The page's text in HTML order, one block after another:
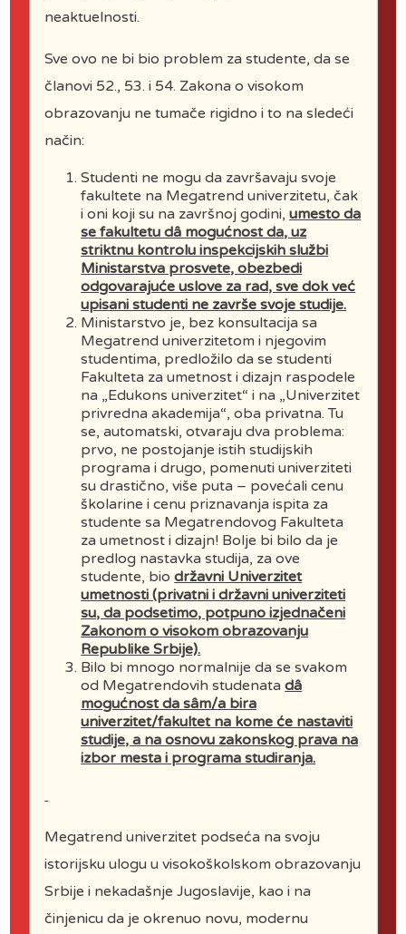
Jovanović
Rektor Megatrend
univerziteta
Božin
Jovanović
Otac rektora
Univerziteta
prof. dr Miće
Jovanovića
Emeritus Prof.
Miloš Šobajić
Christophe De
neaktuelnosti.
Sve ovo ne bi bio problem za studente, da se
članovi 52., 53. i 54. Zakona o visokom
obrazovanju ne tumače rigidno i to na sledeći
način:
Studenti ne mogu da završavaju svoje
fakultete na Megatrend univerzitetu, čak
i oni koji su na završnoj godini,umesto da
se fakultetu dâ mogućnost da, uz
striktnu kontrolu inspekcijskih službi
Ministarstva prosvete, obezbedi
odgovarajuće uslove za rad, sve dok već
upisani studenti ne završe svoje studije.
Ministarstvo je, bez konsultacija sa
Megatrend univerzitetom i njegovim
studentima, predložilo da se studenti
Fakulteta za umetnost i dizajn raspodele
na „Edukons univerzitet“ i na „Univerzitet
privredna akademija“, oba privatna. Tu
se, automatski, otvaraju dva problema:
prvo, ne postojanje istih studijskih
programa i drugo, pomenuti univerziteti
su drastično, više puta – povećali cenu
školarine i cenu priznavanja ispita za
studente sa Megatrendovog Fakulteta
za umetnost i dizajn! Bolje bi bilo da je
predlog nastavka studija, za ove
studente, biodržavni Univerzitet
umetnosti (privatni i državni univerziteti
su, da podsetimo, potpuno izjednačeni
Zakonom o visokom obrazovanju
Republike Srbije).
Bilo bi mnogo normalnije da se svakom
od Megatrendovih studenatadâ
mogućnost da sâm/a bira
univerzitet/fakultet na kome će nastaviti
studije, a na osnovu zakonskog prava na
izbor mesta i programa studiranja.
Megatrend univerzitet podseća na svoju
istorijsku ulogu u visokoškolskom obrazovanju
Srbije i nekadašnje Jugoslavije, kao i na
činjenicu da je okrenuo novu, modernu